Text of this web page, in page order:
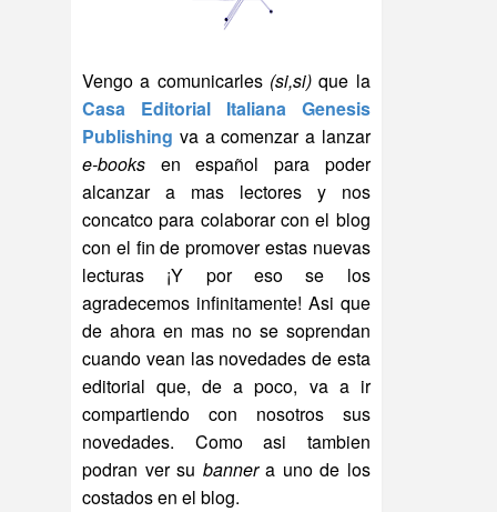
Vengo a comunicarles (si,si) que la
Casa Editorial Italiana Genesis
Publishing va a comenzar a lanzar
e-books en español para poder
alcanzar a mas lectores y nos
concatco para colaborar con el blog
con el fin de promover estas nuevas
lecturas ¡Y por eso se los
agradecemos infinitamente! Asi que
de ahora en mas no se soprendan
cuando vean las novedades de esta
editorial que, de a poco, va a ir
compartiendo con nosotros sus
novedades. Como asi tambien
podran ver su bannera uno de los
costados en el blog.